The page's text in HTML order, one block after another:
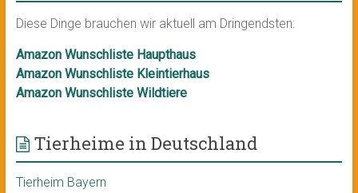
Diese Dinge brauchen wir aktuell am Dringendsten:
Amazon Wunschliste Haupthaus
Amazon Wunschliste Kleintierhaus
Amazon Wunschliste Wildtiere
Tierheime in Deutschland
Tierheim Bayern